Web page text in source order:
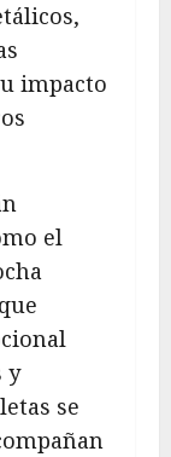
impacto
el
y
se